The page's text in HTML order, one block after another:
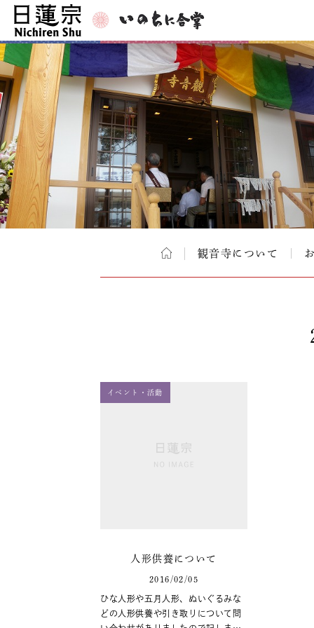
観音寺について
イベント・活動
人形供養について
2016/02/05
ひな人形や五月人形、ぬいぐるみな
どの人形供養や引き取りについて問